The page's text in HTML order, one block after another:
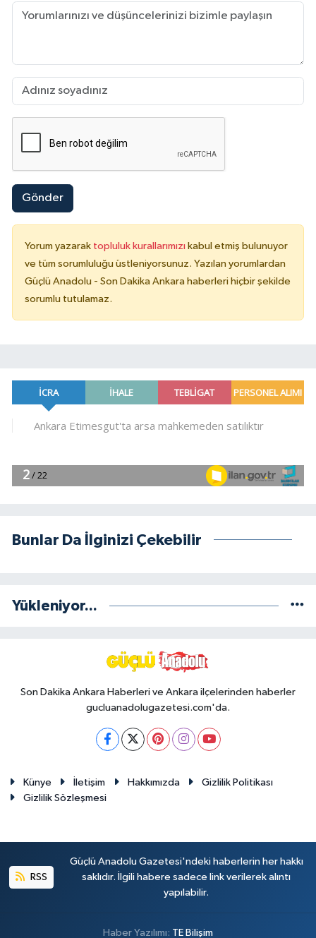
Gönder
Yorum yazarak topluluk kurallarımızı kabul etmiş bulunuyor
ve tüm sorumluluğu üstleniyorsunuz. Yazılan yorumlardan
Güçlü Anadolu - Son Dakika Ankara haberleri hiçbir şekilde
sorumlu tutulamaz.
Bunlar Da İlginizi Çekebilir
Yükleniyor...
Son Dakika Ankara Haberleri ve Ankara ilçelerinden haberler
gucluanadolugazetesi.com'da.
Künye İletişim Hakkımızda
Gizlilik Politikası
Gizlilik Sözleşmesi
RSS
Güçlü Anadolu Gazetesi'ndeki haberlerin her hakkı
saklıdır. İlgili habere sadece link verilerek alıntı
yapılabilir.
Haber Yazılımı: TE Bilişim